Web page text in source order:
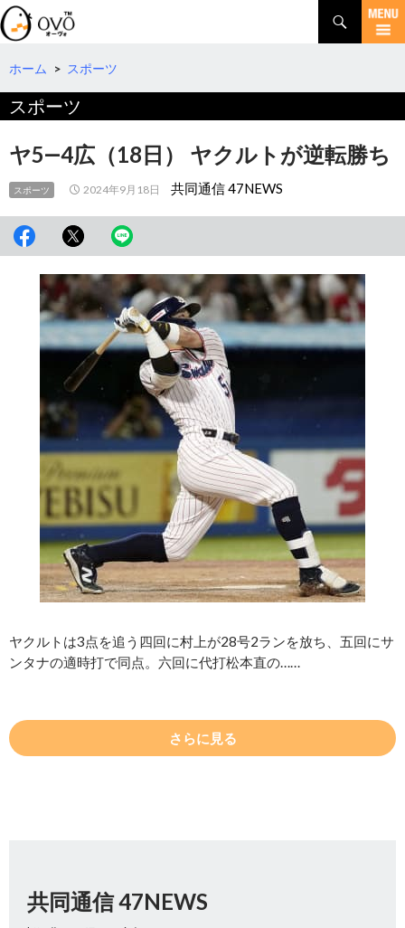
検
索
コ
テ
へ
ホーム > スポーツ
スポーツ
ヤ5―4広（18日） ヤクルトが逆転勝ち
スポーツ 2024年9月18日 共同通信 47NEWS
ヤクルトは3点を追う四回に村上が28号2ランを放ち、五回にサ
ンタナの適時打で同点。六回に代打松本直の……
さらに見る
共同通信 47NEWS